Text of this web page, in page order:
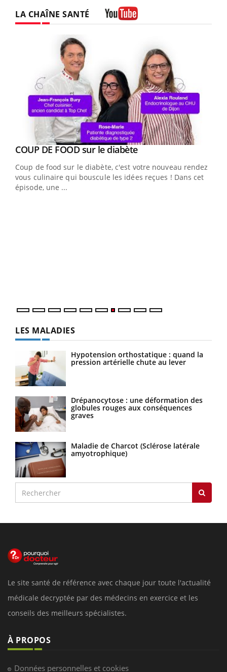
LA CHAÎNE SANTÉ
Youtube
COUP DE FOOD sur le diabèteYoutube
Coup de food sur le diabète, c'est votre nouveau rendez-
vous culinaire qui bouscule les idées reçues ! Dans cet
épisode, une ...
Youtube
Quand l’entreprise mise sur le bien être global
"Les rendez-vous de la santé et de la qualité de vie au
travail" de Pourquoi Docteur reçoivent Régis Blugeon,
DRH et directeur ...
LES MALADIES
Hypotension orthostatique : quand la
pression artérielle chute au lever
Drépanocytose : une déformation des
globules rouges aux conséquences
graves
Maladie de Charcot (Sclérose latérale
amyotrophique)
Le site santé de référence avec chaque jour toute l'actualité
médicale decryptée par des médecins en exercice et les
conseils des meilleurs spécialistes.
À PROPOS
Données personnelles et cookies